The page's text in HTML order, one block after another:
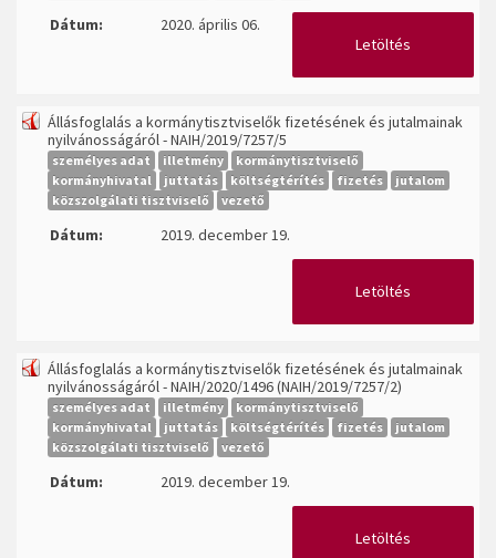
Dátum:
2020. április 06.
Letöltés
Állásfoglalás a kormánytisztviselők fizetésének és jutalmainak
nyilvánosságáról - NAIH/2019/7257/5
személyes adat illetmény
kormánytisztviselő
kormányhivatal
juttatás költségtérítés fizetés
jutalom
közszolgálati tisztviselő
vezető
Dátum: 2019. december 19.
Letöltés
Állásfoglalás a kormánytisztviselők fizetésének és jutalmainak
nyilvánosságáról - NAIH/2020/1496 (NAIH/2019/7257/2)
személyes adat illetmény
kormánytisztviselő
kormányhivatal
juttatás költségtérítés fizetés
jutalom
közszolgálati tisztviselő
vezető
Dátum: 2019. december 19.
Letöltés